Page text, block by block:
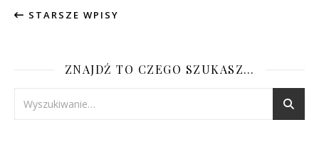
STARSZE WPISY
ZNAJDŹ TO CZEGO SZUKASZ…